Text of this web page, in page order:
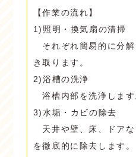
【作業の流れ】
1)照明・換気扇の清掃
それぞれ簡易的に分
き取ります。
2)浴槽の洗浄
浴槽内部を洗浄します
3)水垢・カビの除去
天井や壁、床、ドア
を徹底的に除去します。